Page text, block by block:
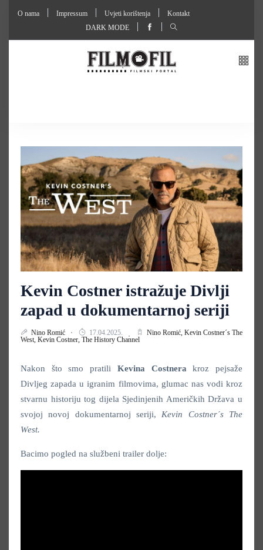
O nama Impressum Uvjeti korištenja
Kontakt
DARK MODE
Kevin Costner istražuje Divlji
zapad u dokumentarnoj seriji
Nino Romić 17.04.2025. Nino Romić, Kevin Costner´s The
West, Kevin Costner, The History Channel
Nakon što smo pratili Kevina Costnerakroz pejsaže
Divljeg zapada u igranim filmovima, glumac nas vodi kroz
stvarnu historiju tog dijela Sjedinjenih Američkih Država u
svojoj novoj dokumentarnoj seriji, Kevin Costner´s The
West.
Bacimo pogled na službeni trailer dolje: